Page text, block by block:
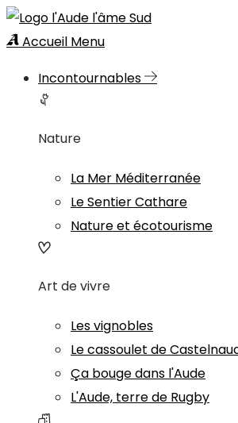
Accueil Menu
Incontournables
Nature
La Mer Méditerranée
Le Sentier Cathare
Nature et écotourisme
Art de vivre
Les vignobles
Le cassoulet de
Ça bouge dans l'Aude
L'Aude, terre de Rugby